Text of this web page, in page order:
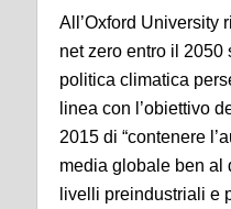
All’Oxford University
net zero entro il 2050
politica climatica
linea con l’obiettivo
2015 di “contenere
media globale ben al
livelli preindustriali e